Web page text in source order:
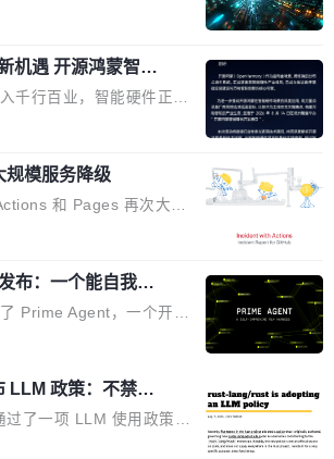
指出,“产品”这个离消费
牌营销层面的权重显著变
的竞争正在从规模转向深
盖、多线协同...
后补充了一句软化声明：
大部分论文都在过度宣传
读者，如果你筛选出那些
文，那它们大部分都是过
正的痛点。不是所有论文
球的那批论文最有问题。
Shen，一位 ICLR 2
...
术博客，而是出自 Hieu
Pham 是谁？他是 xAI
Grok 训练基础设施团队
发了一条帖子，列出了他
的三个开源项目。 第一
需要解释，但 FA2 是他
杂度恰到好处，刚好能
还没被那些"邪恶的" Hopp
容易修改和适配。 更关
...
机遇 开源鸿蒙智能
即将举行
千行百业，智能硬件正从
网联化、协同化发展。作
和分布式能力，为不同类
接与互联提供关键支撑，
品创新与商业增长打开新
源鸿蒙智能硬件开发者日
Hardware Develope
活动面向智能硬件产业
行业专家与资深技术顾
能力、设备适配、芯片适
、兼容性测评及统一互联
实战交流，帮助企业进一
...
规模服务降级
和 Pages 再次大规
完全不可用超过 5 小时，
管 runner 也因调度层故
Copilot code review、C
部受影响。从检测到完全
这是 2026 年 8 月的第六
Copilot 服务相关。 Git
讨论中贴出了一组数
次 commit。现在，每周
140 亿次。GitHub...
布：一个能自我改
AGI 3 超越人类
Prime Agent，一个开源
，核心设计围绕两个抽
Model（RLM）和 C
ARC-AGI 3 基准测试
5 的组合达到了 95.
超过了 ARC 报告的人类专
LLM 政策：不禁
代码不是你写的
过了一项 LLM 使用政策，
一仓库的代码贡献。这不